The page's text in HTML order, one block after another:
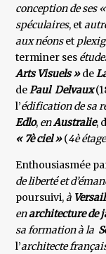
conception de ses
spéculaires, et
aux néonset
terminer ses
Arts Visuels »de
dePaul Delvaux
l’édification de sa
Edlo, enAustralie,
« 7è ciel »(4è étage
Enthousiasmée
de liberté et
poursuivi,à
enarchitecture de
sa formation à la
l’architecte